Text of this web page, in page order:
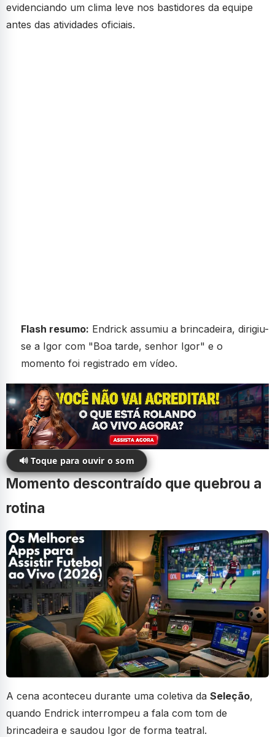
evidenciando um clima leve nos bastidores da equipe
antes das atividades oficiais.
Flash resumo: Endrick assumiu a brincadeira, dirigiu-
se a Igor com "Boa tarde, senhor Igor" e o
momento foi registrado em vídeo.
🔊 Toque para ouvir o som
Momento descontraído que quebrou a
rotina
A cena aconteceu durante uma coletiva da Seleção,
quando Endrick interrompeu a fala com tom de
brincadeira e saudou Igor de forma teatral.